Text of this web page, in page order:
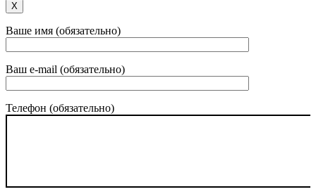
Х
Ваше имя (обязательно)
Ваш e-mail (обязательно)
Телефон (обязательно)